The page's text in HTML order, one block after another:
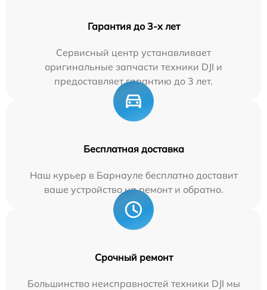
Гарантия до 3-х лет
Сервисный центр устанавливает
оригинальные запчасти техники DJI и
предоставляет гарантию до 3 лет.
Бесплатная доставка
Наш курьер в Барнауле бесплатно доставит
ваше устройство на ремонт и обратно.
Срочный ремонт
Большинство неисправностей техники DJI мы